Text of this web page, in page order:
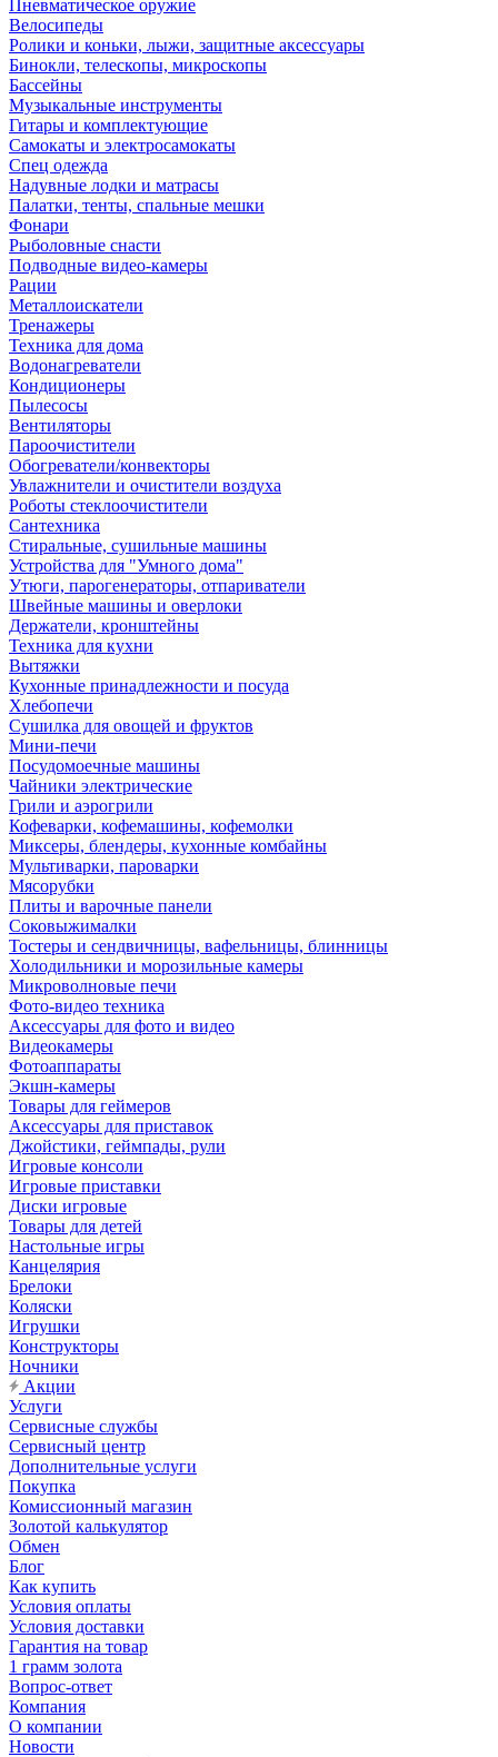
Пневматическое оружие
Велосипеды
Ролики и коньки, лыжи, защитные аксессуары
Бинокли, телескопы, микроскопы
Бассейны
Музыкальные инструменты
Гитары и комплектующие
Самокаты и электросамокаты
Спец одежда
Надувные лодки и матрасы
Палатки, тенты, спальные мешки
Фонари
Рыболовные снасти
Подводные видео-камеры
Рации
Металлоискатели
Тренажеры
Техника для дома
Водонагреватели
Кондиционеры
Пылесосы
Вентиляторы
Пароочистители
Обогреватели/конвекторы
Увлажнители и очистители воздуха
Роботы стеклоочистители
Сантехника
Стиральные, сушильные машины
Устройства для "Умного дома"
Утюги, парогенераторы, отпариватели
Швейные машины и оверлоки
Держатели, кронштейны
Техника для кухни
Вытяжки
Кухонные принадлежности и посуда
Хлебопечи
Сушилка для овощей и фруктов
Мини-печи
Посудомоечные машины
Чайники электрические
Грили и аэрогрили
Кофеварки, кофемашины, кофемолки
Миксеры, блендеры, кухонные комбайны
Мультиварки, пароварки
Мясорубки
Плиты и варочные панели
Соковыжималки
Тостеры и сендвичницы, вафельницы, блинницы
Холодильники и морозильные камеры
Микроволновые печи
Фото-видео техника
Аксессуары для фото и видео
Видеокамеры
Фотоаппараты
Экшн-камеры
Товары для геймеров
Аксессуары для приставок
Джойстики, геймпады, рули
Игровые консоли
Игровые приставки
Диски игровые
Товары для детей
Настольные игры
Канцелярия
Брелоки
Коляски
Игрушки
Конструкторы
Ночники
Акции
Услуги
Сервисные службы
Сервисный центр
Дополнительные услуги
Покупка
Комиссионный магазин
Золотой калькулятор
Обмен
Блог
Как купить
Условия оплаты
Условия доставки
Гарантия на товар
1 грамм золота
Вопрос-ответ
Компания
О компании
Новости